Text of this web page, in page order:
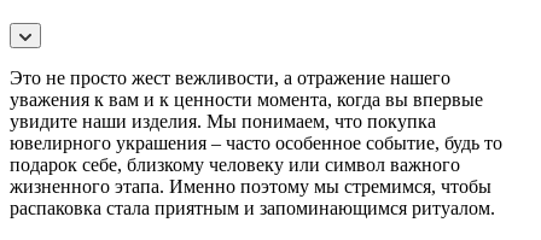
Это не просто жест вежливости, а отражение нашего
уважения к вам и к ценности момента, когда вы впервые
увидите наши изделия. Мы понимаем, что покупка
ювелирного украшения – часто особенное событие, будь то
подарок себе, близкому человеку или символ важного
жизненного этапа. Именно поэтому мы стремимся, чтобы
распаковка стала приятным и запоминающимся ритуалом.